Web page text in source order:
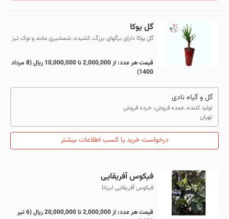
گل یوکا
گل یوکا دارای برگهای بزرگ، کشیده، شمشیری مانند و نوک تیز
قیمت هر عدد:از 2,000,000 تا 10,000,000 ریال
(8 مرداد
1400)
گل و گیاه نادی
تولید کننده، عمده فروش، خرده فروش
تهران
درخواست خرید یا کسب اطلاعات بیشتر
فیکوس آفریقایی
فیکوس آفریقایی لیراتا
قیمت هر عدد:از 2,000,000 تا 20,000,000 ریال
(6 تیر